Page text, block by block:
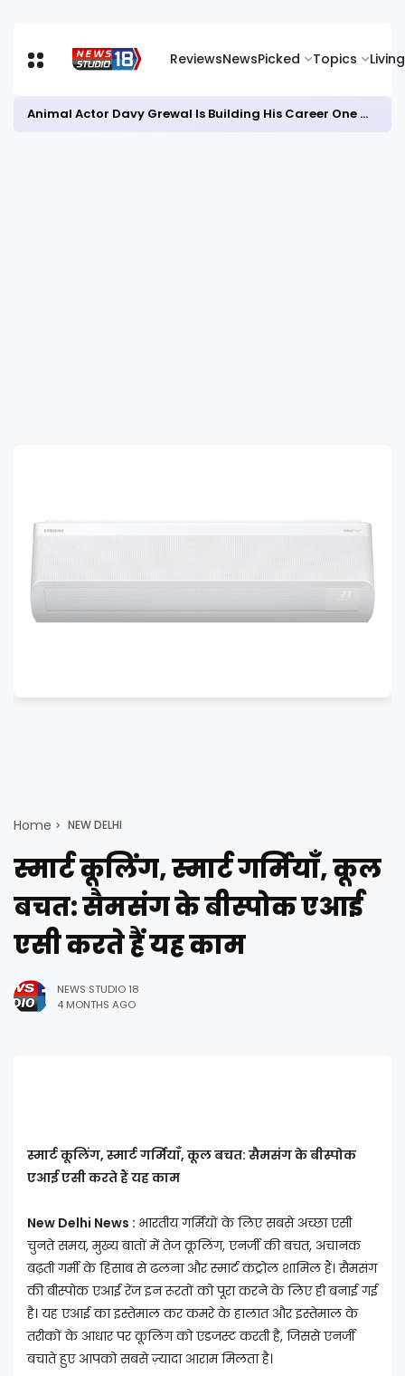
ReviewsNewsPicked Topics Living
Animal Actor Davy Grewal Is Building His Career One Role at a Time- from Courtrooms to Cinema
Home NEW DELHI
स्मार्ट कूलिंग, स्मार्ट गर्मियाँ, कूल
बचत: सैमसंग के बीस्पोक एआई
एसी करते हैं यह काम
NEWS STUDIO 18
4 MONTHS AGO
स्मार्ट कूलिंग, स्मार्ट गर्मियाँ, कूल बचत: सैमसंग के बीस्पोक
एआई एसी करते हैं यह काम
New Delhi News : भारतीय गर्मियों के लिए सबसे अच्छा एसी
चुनते समय, मुख्य बातों में तेज कूलिंग, एनर्जी की बचत, अचानक
बढ़ती गर्मी के हिसाब से ढलना और स्मार्ट कंट्रोल शामिल हैं। सैमसंग
की बीस्पोक एआई रेंज इन रूरतों को पूरा करने के लिए ही बनाई गई
है। यह एआई का इस्तेमाल कर कमरे के हालात और इस्तेमाल के
तरीकों के आधार पर कूलिंग को एडजस्ट करती है, जिससे एनर्जी
बचाते हुए आपको सबसे ज़्यादा आराम मिलता है।